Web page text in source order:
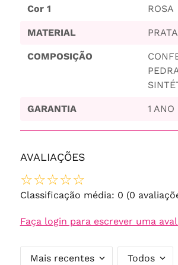
Cor 1 ROSA
MATERIAL
COMPOSIÇÃO
GARANTIA 1 ANO
AVALIAÇÕES
☆☆☆☆☆
Classificação média: 0 (0
Faça login para escrever uma
Mais recentes Todos